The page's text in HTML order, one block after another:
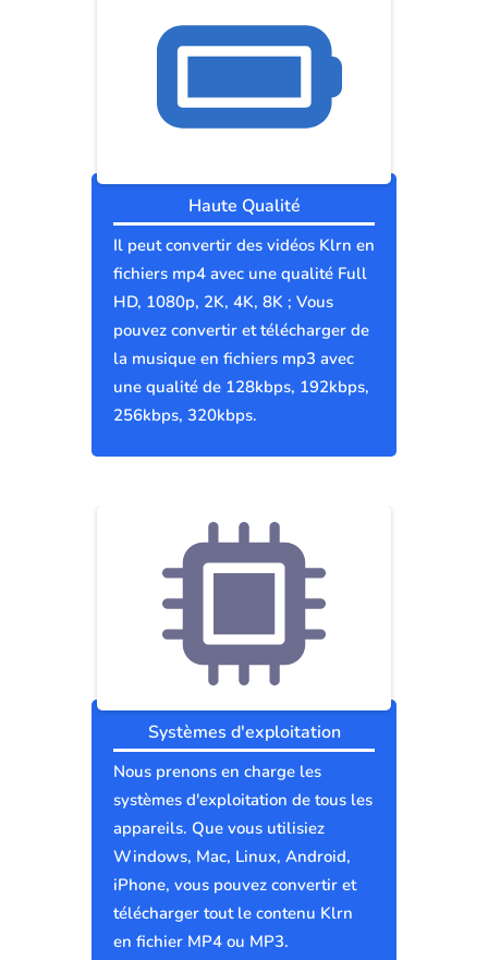
Haute Qualité
Il peut convertir des vidéos Klrn en
fichiers mp4 avec une qualité Full
HD, 1080p, 2K, 4K, 8K ; Vous
pouvez convertir et télécharger de
la musique en fichiers mp3 avec
une qualité de 128kbps, 192kbps,
256kbps, 320kbps.
Systèmes d'exploitation
Nous prenons en charge les
systèmes d'exploitation de tous les
appareils. Que vous utilisiez
Windows, Mac, Linux, Android,
iPhone, vous pouvez convertir et
télécharger tout le contenu Klrn
en fichier MP4 ou MP3.